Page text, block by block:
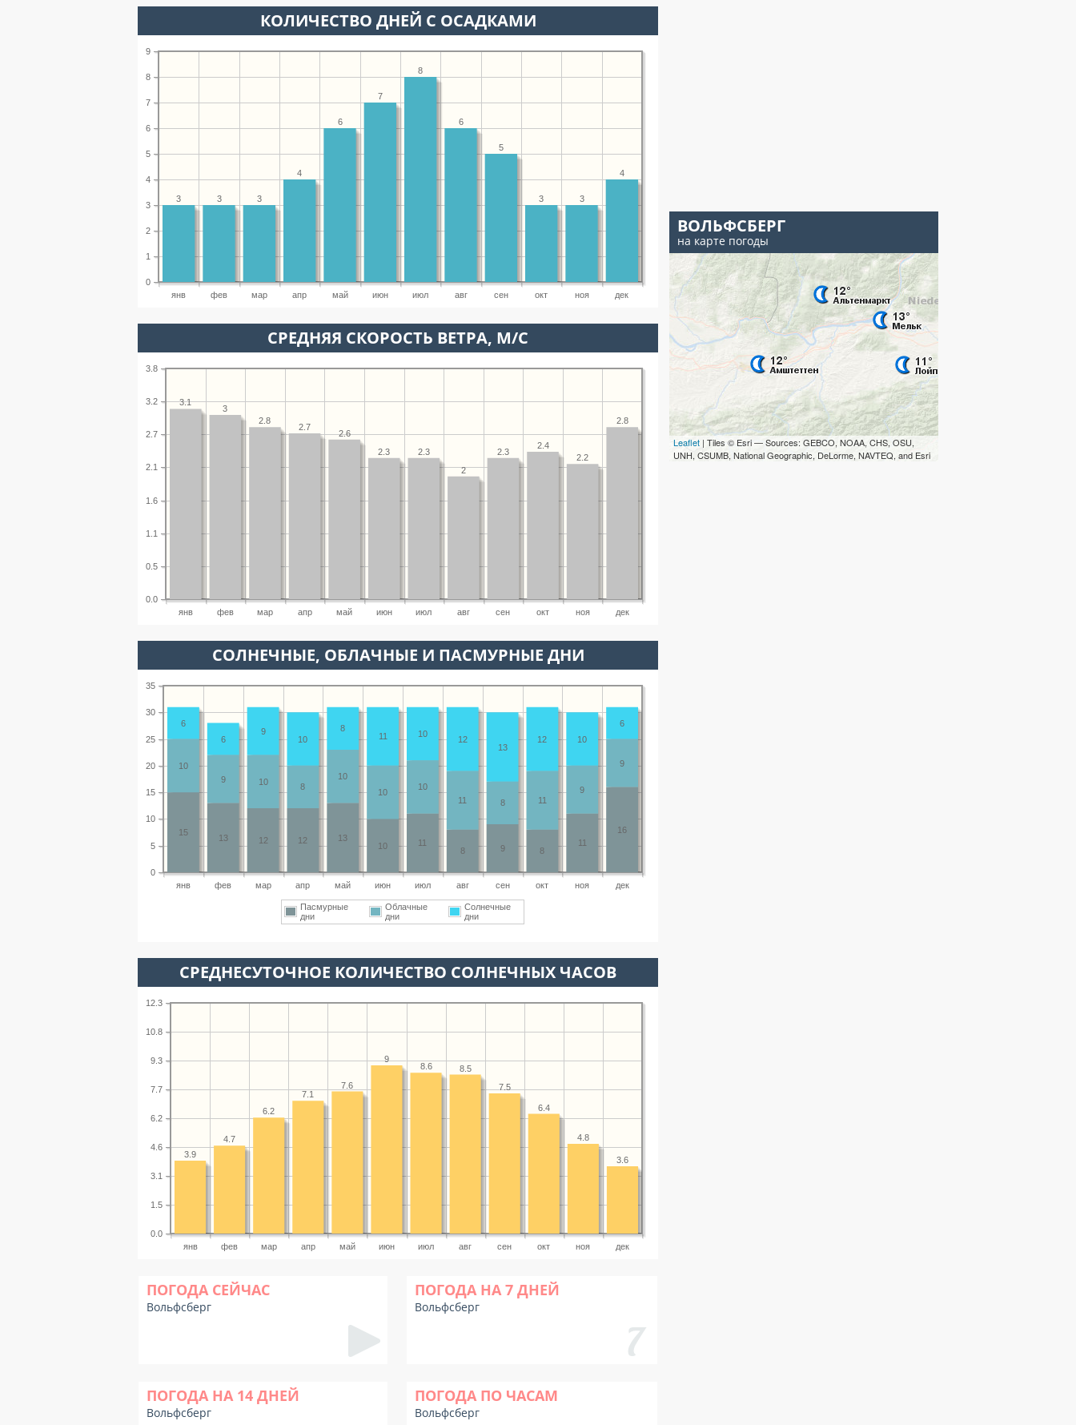
КОЛИЧЕСТВО ДНЕЙ С ОСАДКАМИ
янв фев мар апр май июн июл авг сен окт ноя дек
0
1
2
3
4
5
6
7
8
9
4
3
3
5
6
8
7
6
4
3
3
3
СРЕДНЯЯ СКОРОСТЬ ВЕТРА, М/С
янв фев мар апр май июн июл авг сен окт ноя дек
0.0
0.5
1.1
1.6
2.1
2.7
3.2
3.8
2.8
2.2
2.4
2.3
2
2.3
2.3
2.6
2.7
2.8
3
3.1
CОЛНЕЧНЫЕ, ОБЛАЧНЫЕ И ПАСМУРНЫЕ ДНИ
янв фев мар апр май июн июл авг сен окт ноя дек
0
5
10
15
20
25
30
35
16
11
8
9
8
11
10
13
12
12
13
15
9
9
11
8
11
10
10
10
8
10
9
10
6
10
12
13
12
10
11
8
10
9
6
6
Пасмурные
дни
Облачные
дни
Солнечные
дни
СРЕДНЕСУТОЧНОЕ КОЛИЧЕСТВО СОЛНЕЧНЫХ ЧАСОВ
янв фев мар апр май июн июл авг сен окт ноя дек
0.0
1.5
3.1
4.6
6.2
7.7
9.3
10.8
12.3
3.6
4.8
6.4
7.5
8.5
8.6
9
7.6
7.1
6.2
4.7
3.9
ПОГОДА СЕЙЧАС
Вольфсберг
ПОГОДА НА 7 ДНЕЙ
Вольфсберг
ПОГОДА НА 14 ДНЕЙ
Вольфсберг
ПОГОДА ПО ЧАСАМ
Вольфсберг
ВОЛЬФСБЕРГ
на карте погоды
Leaflet | Tiles © Esri — Sources: GEBCO, NOAA, CHS, OSU,
UNH, CSUMB, National Geographic, DeLorme, NAVTEQ, and Esri